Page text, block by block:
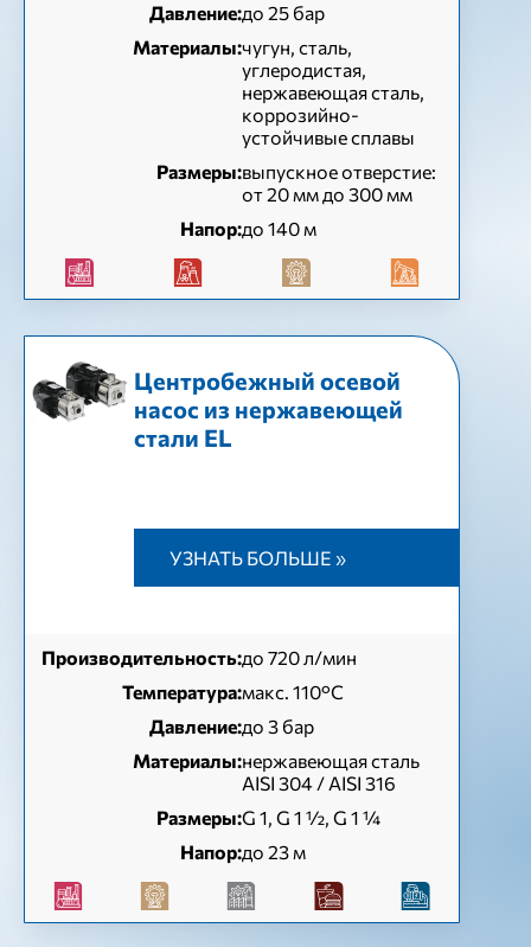
Давление:до 25 бар
Материалы:чугун, сталь,
углеродистая,
нержавеющая сталь,
коррозийно-
устойчивые сплавы
Размеры:выпускное отверстие:
от 20 мм до 300 мм
Напор:до 140 м
Центробежный осевой
насос из нержавеющей
стали EL
УЗНАТЬ БОЛЬШЕ »
Производительность:до 720 л/мин
Температура:макс. 110°C
Давление:до 3 бар
Материалы:нержавеющая сталь
AISI 304 / AISI 316
Размеры:G 1, G 1 ½, G 1 ¼
Напор:до 23 м